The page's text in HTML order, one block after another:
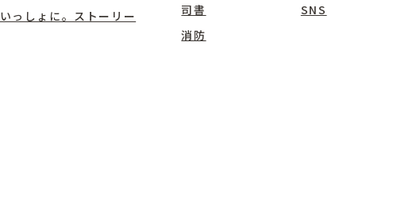
いっしょに。ストーリー
司書
消防
SNS